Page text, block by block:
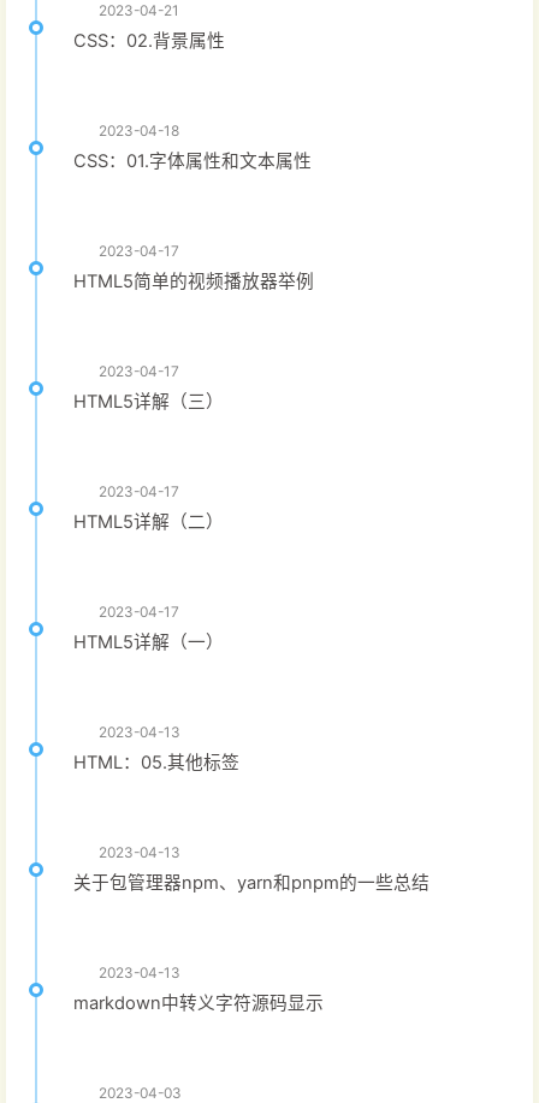
2023-04-21
CSS：02.背景属性
2023-04-18
CSS：01.字体属性和文本属性
2023-04-17
HTML5简单的视频播放器举例
2023-04-17
HTML5详解（三）
2023-04-17
HTML5详解（二）
2023-04-17
HTML5详解（一）
2023-04-13
HTML：05.其他标签
2023-04-13
关于包管理器npm、yarn和pnpm的一些总结
2023-04-13
markdown中转义字符源码显示
2023-04-03